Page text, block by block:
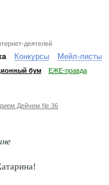
деятелей
Конкурсы Мейл-листы
бум ЕЖЕ-правда
Дейчем № 36